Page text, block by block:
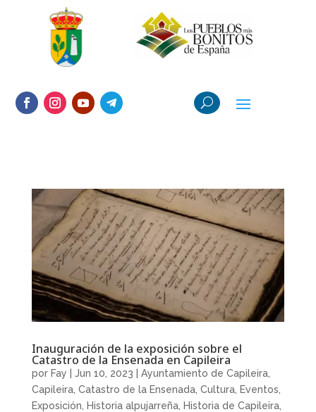
Inauguración de la exposición sobre el
Catastro de la Ensenada en Capileira
por Fay Jun 10, 2023 Ayuntamiento de Capileira,
Capileira, Catastro de la Ensenada, Cultura, Eventos
Exposición
Historia alpujarreña, Historia de Capileira,